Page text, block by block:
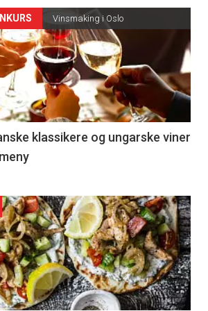
Vinsmaking i Oslo
klassikere og ungarske viner